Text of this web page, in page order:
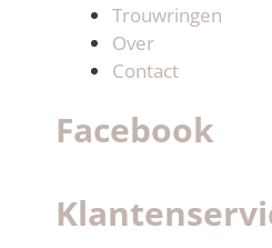
Trouwringen
Over
Contact
Facebook